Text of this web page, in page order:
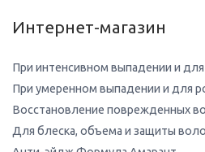
Интернет-магазин
При интенсивном выпадении и
При умеренном выпадении и для
Восстановление поврежденных
Для блеска, объема и защиты